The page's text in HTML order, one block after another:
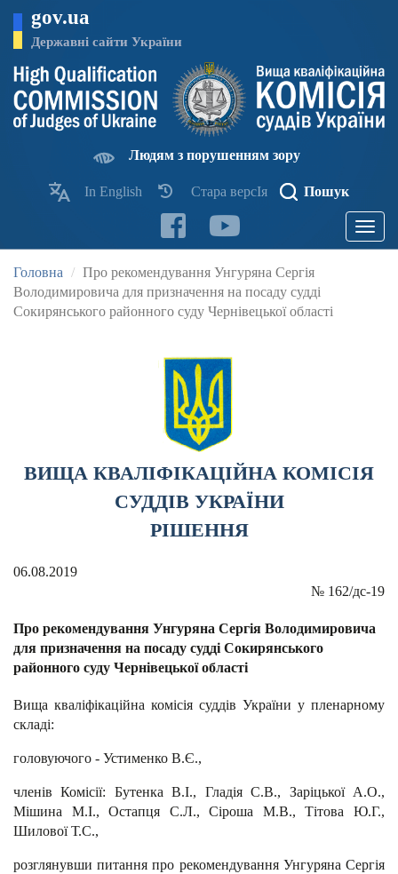
основного
матеріалу
gov.ua
Державні сайти України
Людям з порушенням зору
In English Стара версІя Пошук
Toggle
Головна
Про рекомендування Унгуряна Сергія
Володимировича для призначення на посаду судді
Сокирянського районного суду Чернівецької області
ВИЩА КВАЛІФІКАЦІЙНА КОМІСІЯ
СУДДІВ УКРАЇНИ
РІШЕННЯ
06.08.2019
№ 162/дс-19
Про рекомендування Унгуряна Сергія Володимировича
для призначення на посаду судді Сокирянського
районного суду Чернівецької області
Вища кваліфікаційна комісія суддів України у пленарному
складі:
головуючого - Устименко В.Є.,
членів Комісії: Бутенка В.І., Гладія С.В., Заріцької А.О.,
Мішина М.І., Остапця С.Л., Сіроша М.В., Тітова Ю.Г.,
Шилової Т.С.,
розглянувши питання про рекомендування Унгуряна Сергія